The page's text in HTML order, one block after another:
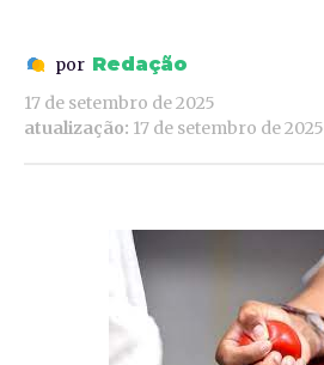
por Redação
17 de setembro de 2025
atualização: 17 de setembro de 2025